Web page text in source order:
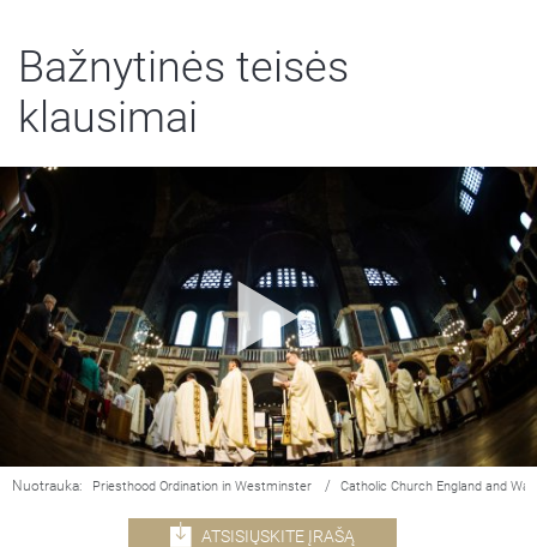
Bažnytinės teisės
klausimai
Nuotrauka: Priesthood Ordination in Westminster / Catholic Church England and
ATSISIŲSKITE ĮRAŠĄ